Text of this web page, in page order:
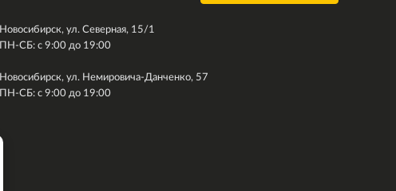
Новосибирск, ул. Северная, 15/1
ПН-СБ: с 9:00 до 19:00
Новосибирск, ул. Немировича-Данченко, 57
ПН-СБ: с 9:00 до 19:00